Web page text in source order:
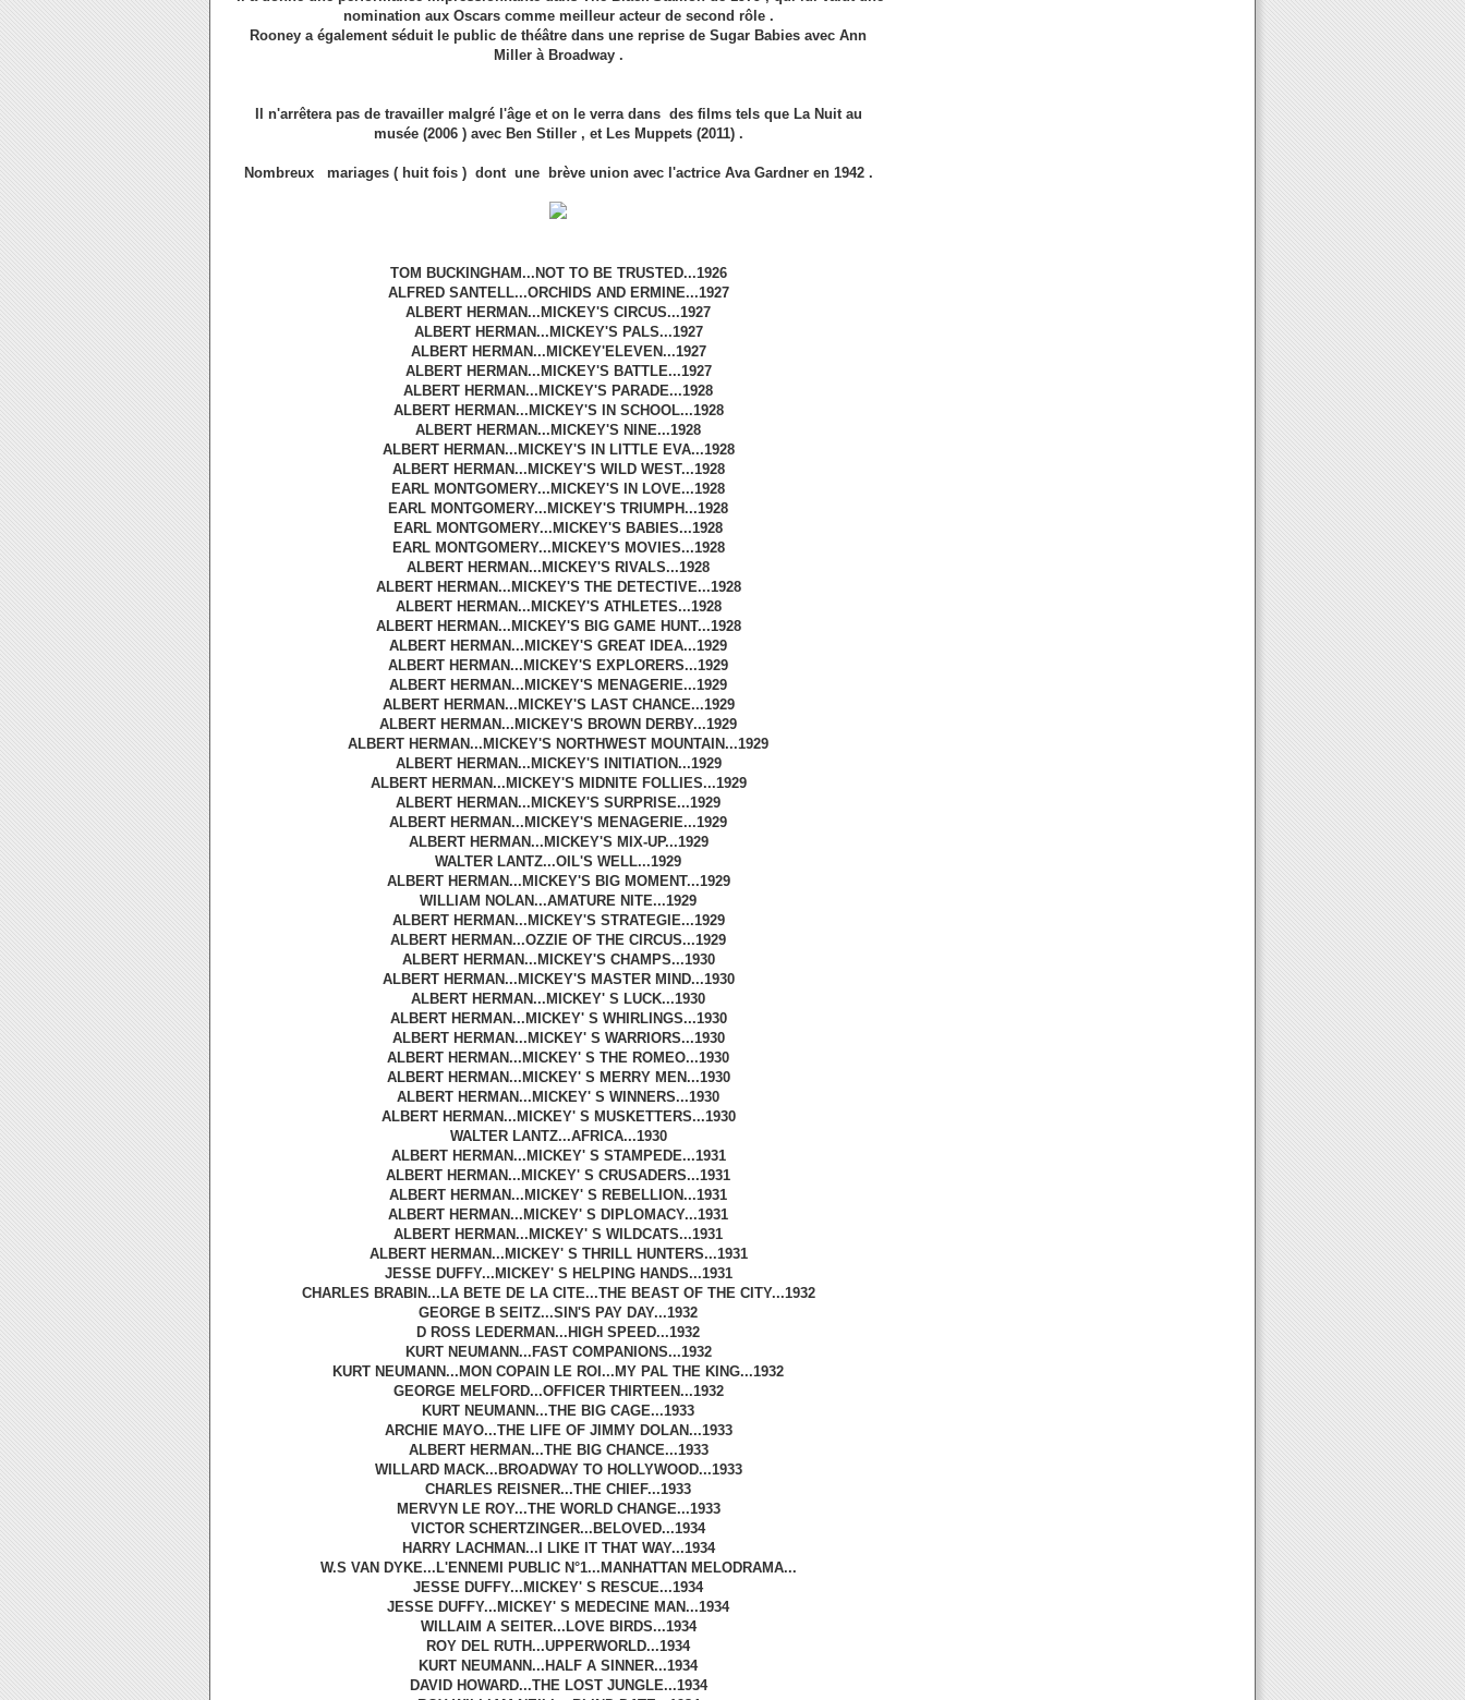
nomination aux Oscars comme meilleur acteur de second rôle .
Rooney a également séduit le public de théâtre dans une reprise de Sugar Babies avec Ann
Miller à Broadway .
Il n'arrêtera pas de travailler malgré l'âge et on le verra dans des films tels que La Nuit au
musée (2006 ) avec Ben Stiller , et Les Muppets (2011) .
Nombreux mariages ( huit fois ) dont une brève union avec l'actrice Ava Gardner en 1942 .
TOM BUCKINGHAM...NOT TO BE TRUSTED...1926
ALFRED SANTELL...ORCHIDS AND ERMINE...1927
ALBERT HERMAN...MICKEY'S CIRCUS...1927
ALBERT HERMAN...MICKEY'S PALS...1927
ALBERT HERMAN...MICKEY'ELEVEN...1927
ALBERT HERMAN...MICKEY'S BATTLE...1927
ALBERT HERMAN...MICKEY'S PARADE...1928
ALBERT HERMAN...MICKEY'S IN SCHOOL...1928
ALBERT HERMAN...MICKEY'S NINE...1928
ALBERT HERMAN...MICKEY'S IN LITTLE EVA...1928
ALBERT HERMAN...MICKEY'S WILD WEST...1928
EARL MONTGOMERY...MICKEY'S IN LOVE...1928
EARL MONTGOMERY...MICKEY'S TRIUMPH...1928
EARL MONTGOMERY...MICKEY'S BABIES...1928
EARL MONTGOMERY...MICKEY'S MOVIES...1928
ALBERT HERMAN...MICKEY'S RIVALS...1928
ALBERT HERMAN...MICKEY'S THE DETECTIVE...1928
ALBERT HERMAN...MICKEY'S ATHLETES...1928
ALBERT HERMAN...MICKEY'S BIG GAME HUNT...1928
ALBERT HERMAN...MICKEY'S GREAT IDEA...1929
ALBERT HERMAN...MICKEY'S EXPLORERS...1929
ALBERT HERMAN...MICKEY'S MENAGERIE...1929
ALBERT HERMAN...MICKEY'S LAST CHANCE...1929
ALBERT HERMAN...MICKEY'S BROWN DERBY...1929
ALBERT HERMAN...MICKEY'S NORTHWEST MOUNTAIN...1929
ALBERT HERMAN...MICKEY'S INITIATION...1929
ALBERT HERMAN...MICKEY'S MIDNITE FOLLIES...1929
ALBERT HERMAN...MICKEY'S SURPRISE...1929
ALBERT HERMAN...MICKEY'S MENAGERIE...1929
ALBERT HERMAN...MICKEY'S MIX-UP...1929
WALTER LANTZ...OIL'S WELL...1929
ALBERT HERMAN...MICKEY'S BIG MOMENT...1929
WILLIAM NOLAN...AMATURE NITE...1929
ALBERT HERMAN...MICKEY'S STRATEGIE...1929
ALBERT HERMAN...OZZIE OF THE CIRCUS...1929
ALBERT HERMAN...MICKEY'S CHAMPS...1930
ALBERT HERMAN...MICKEY'S MASTER MIND...1930
ALBERT HERMAN...MICKEY' S LUCK...1930
ALBERT HERMAN...MICKEY' S WHIRLINGS...1930
ALBERT HERMAN...MICKEY' S WARRIORS...1930
ALBERT HERMAN...MICKEY' S THE ROMEO...1930
ALBERT HERMAN...MICKEY' S MERRY MEN...1930
ALBERT HERMAN...MICKEY' S WINNERS...1930
ALBERT HERMAN...MICKEY' S MUSKETTERS...1930
WALTER LANTZ...AFRICA...1930
ALBERT HERMAN...MICKEY' S STAMPEDE...1931
ALBERT HERMAN...MICKEY' S CRUSADERS...1931
ALBERT HERMAN...MICKEY' S REBELLION...1931
ALBERT HERMAN...MICKEY' S DIPLOMACY...1931
ALBERT HERMAN...MICKEY' S WILDCATS...1931
ALBERT HERMAN...MICKEY' S THRILL HUNTERS...1931
JESSE DUFFY...MICKEY' S HELPING HANDS...1931
CHARLES BRABIN...LA BETE DE LA CITE...THE BEAST OF THE CITY...1932
GEORGE B SEITZ...SIN'S PAY DAY...1932
D ROSS LEDERMAN...HIGH SPEED...1932
KURT NEUMANN...FAST COMPANIONS...1932
KURT NEUMANN...MON COPAIN LE ROI...MY PAL THE KING...1932
GEORGE MELFORD...OFFICER THIRTEEN...1932
KURT NEUMANN...THE BIG CAGE...1933
ARCHIE MAYO...THE LIFE OF JIMMY DOLAN...1933
ALBERT HERMAN...THE BIG CHANCE...1933
WILLARD MACK...BROADWAY TO HOLLYWOOD...1933
CHARLES REISNER...THE CHIEF...1933
MERVYN LE ROY...THE WORLD CHANGE...1933
VICTOR SCHERTZINGER...BELOVED...1934
HARRY LACHMAN...I LIKE IT THAT WAY...1934
W.S VAN DYKE...L'ENNEMI PUBLIC N°1...MANHATTAN MELODRAMA...
JESSE DUFFY...MICKEY' S RESCUE...1934
JESSE DUFFY...MICKEY' S MEDECINE MAN...1934
WILLAIM A SEITER...LOVE BIRDS...1934
ROY DEL RUTH...UPPERWORLD...1934
KURT NEUMANN...HALF A SINNER...1934
DAVID HOWARD...THE LOST JUNGLE...1934